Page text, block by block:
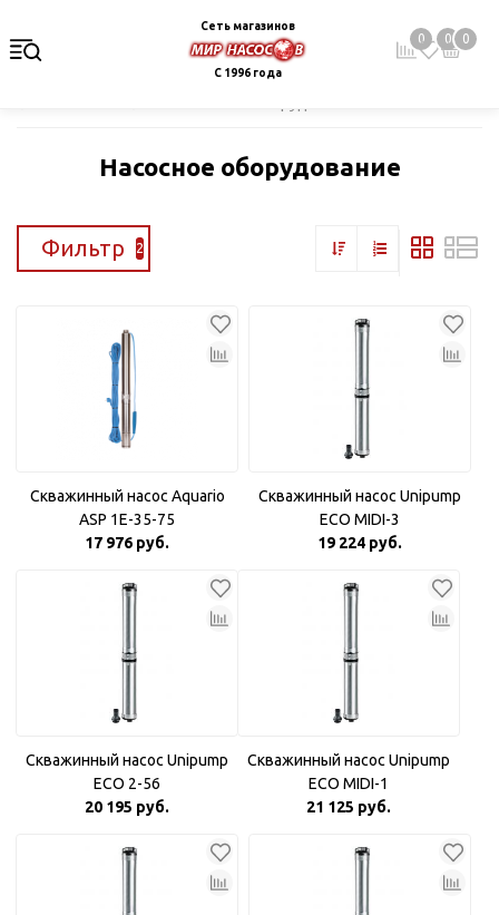
Сеть магазинов
С 1996 года
0 0 0
Насосное оборудование
Фильтр 2
Скважинный насос Aquario
ASP 1E-35-75
17 976 руб.
Скважинный насос Unipump
ECO MIDI-3
19 224 руб.
Скважинный насос Unipump
ECO 2-56
20 195 руб.
Скважинный насос Unipump
ECO MIDI-1
21 125 руб.